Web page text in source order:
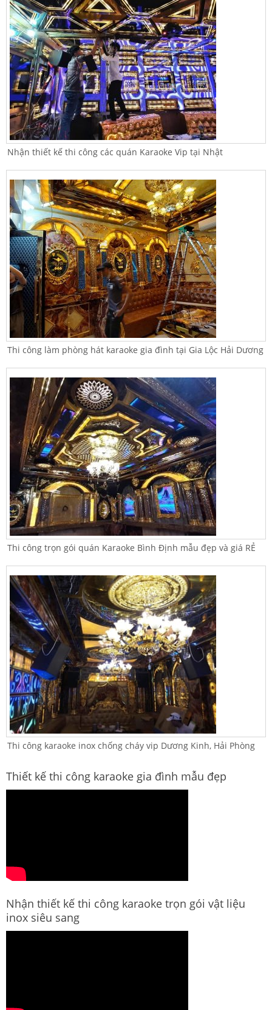
Nhận thiết kế thi công các quán Karaoke Vip tại Nhật
Thi công làm phòng hát karaoke gia đình tại Gia Lộc Hải Dương
Thi công trọn gói quán Karaoke Bình Định mẫu đẹp và giá RẺ
Thi công karaoke inox chống cháy vip Dương Kinh, Hải Phòng
Thiết kế thi công karaoke gia đình mẫu đẹp
Nhận thiết kế thi công karaoke trọn gói vật liệu
inox siêu sang